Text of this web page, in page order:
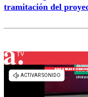
tramitación del